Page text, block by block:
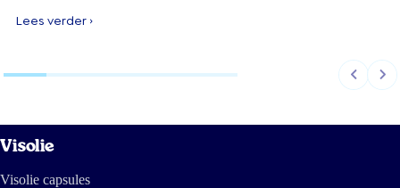
Lees verder ›
Visolie
Visolie capsules